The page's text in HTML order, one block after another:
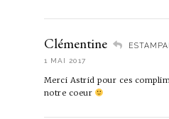
Clémentine
1 MAI 2017
Merci Astrid pour ces
notre coeur